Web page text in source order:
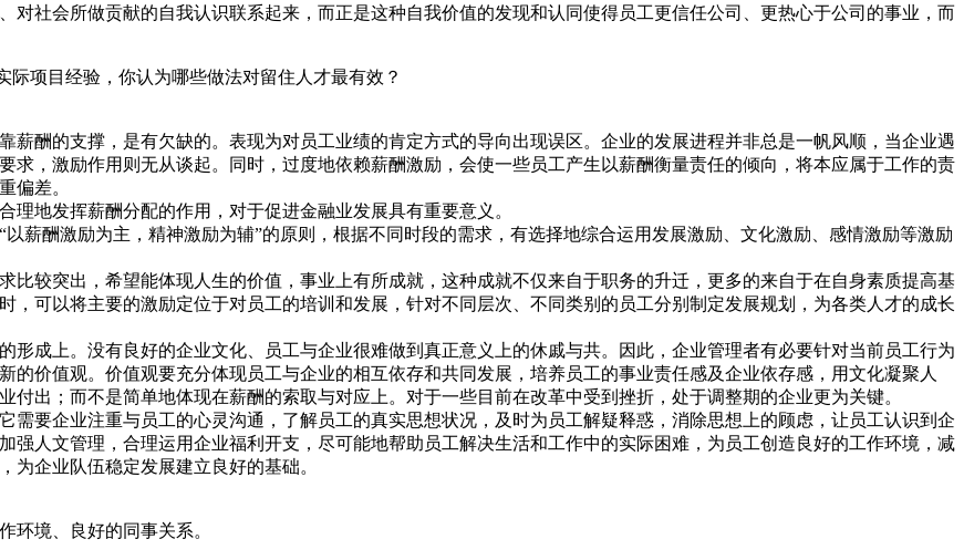
对社会所做贡献的自我认识联系起来，而正是这种自我价值的发现和认同使得员工更信任公司、更热心于公司的事业，而
际项目经验，你认为哪些做法对留住人才最有效？
薪酬的支撑，是有欠缺的。表现为对员工业绩的肯定方式的导向出现误区。企业的发展进程并非总是一帆风顺，当企业遇
求，激励作用则无从谈起。同时，过度地依赖薪酬激励，会使一些员工产生以薪酬衡量责任的倾向，将本应属于工作的责
偏差。
地发挥薪酬分配的作用，对于促进金融业发展具有重要意义。
薪酬激励为主，精神激励为辅”的原则，根据不同时段的需求，有选择地综合运用发展激励、文化激励、感情激励等激励
比较突出，希望能体现人生的价值，事业上有所成就，这种成就不仅来自于职务的升迁，更多的来自于在自身素质提高基
，可以将主要的激励定位于对员工的培训和发展，针对不同层次、不同类别的员工分别制定发展规划，为各类人才的成长
形成上。没有良好的企业文化、员工与企业很难做到真正意义上的休戚与共。因此，企业管理者有必要针对当前员工行为
价值观。价值观要充分体现员工与企业的相互依存和共同发展，培养员工的事业责任感及企业依存感，用文化凝聚人
出；而不是简单地体现在薪酬的索取与对应上。对于一些目前在改革中受到挫折，处于调整期的企业更为关键。
需要企业注重与员工的心灵沟通，了解员工的真实思想状况，及时为员工解疑释惑，消除思想上的顾虑，让员工认识到企
强人文管理，合理运用企业福利开支，尽可能地帮助员工解决生活和工作中的实际困难，为员工创造良好的工作环境，减
为企业队伍稳定发展建立良好的基础。
环境、良好的同事关系。